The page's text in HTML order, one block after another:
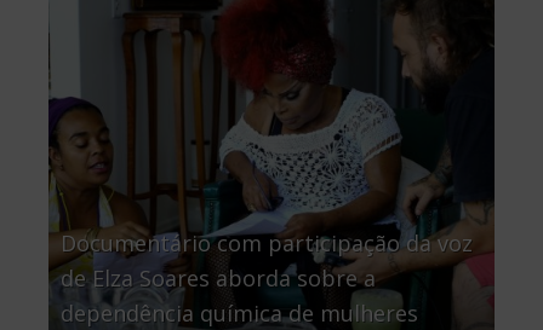
Documentário com participação da voz
de Elza Soares aborda sobre a
dependência química de mulheres